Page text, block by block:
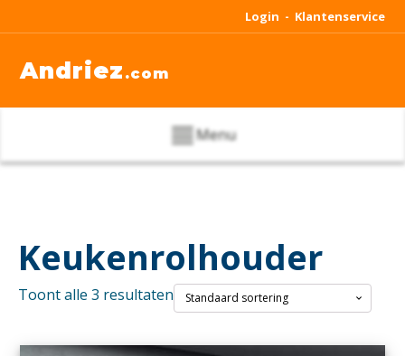
Login - Klantenservice
Andriez .com
Menu
Keukenrolhouder
Toont alle 3 resultaten